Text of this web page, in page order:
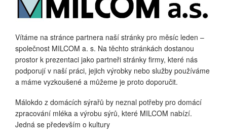
Vítáme na stránce partnera naší stránky pro měsíc leden –
společnost MILCOM a. s. Na těchto stránkách dostanou
prostor k prezentaci jako partneři stránky firmy, které nás
podporují v naší práci, jejich výrobky nebo služby používáme
a máme vyzkoušené a můžeme je proto doporučit.
Málokdo z domácích sýrařů by neznal potřeby pro domácí
zpracování mléka a výrobu sýrů, které MILCOM nabízí.
Jedná se především o kultury